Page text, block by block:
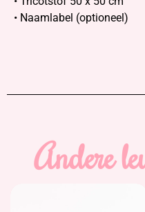
• Naamlabel (optioneel)
Andere